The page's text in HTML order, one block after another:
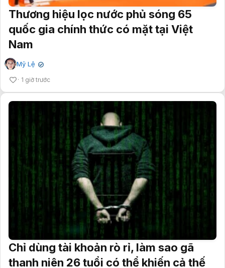
Thương hiệu lọc nước phủ sóng 65
quốc gia chính thức có mặt tại Việt
Nam
Mỹ Lệ ✔
1 giờ trước
Chỉ dùng tài khoản rò rỉ, làm sao gã
thanh niên 26 tuổi có thể khiến cả thế